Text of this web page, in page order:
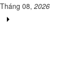
Tháng 08, 2026